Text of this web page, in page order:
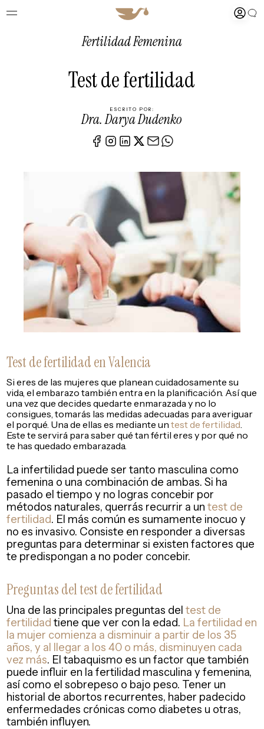
Fertilidad Femenina
Test de fertilidad
ESCRITO POR:
Dra. Darya Dudenko
Test de fertilidad en Valencia
Si eres de las mujeres que planean cuidadosamente su
vida, el embarazo también entra en la planificación. Así que
una vez que decides quedarte enmarazada y no lo
consigues, tomarás las medidas adecuadas para averiguar
el porqué. Una de ellas es mediante untest de fertilidad
Este te servirá para saber qué tan fértil eres y por qué no
te has quedado embarazada.
La infertilidad puede ser tanto masculina como
femenina o una combinación de ambas. Si ha
pasado el tiempo y no logras concebir por
métodos naturales, querrás recurrir a untest de
fertilidad. El más común es sumamente inocuo y
no es invasivo. Consiste en responder a diversas
preguntas para determinar si existen factores que
te predispongan a no poder concebir.
Preguntas del test de fertilidad
Una de las principales preguntas deltest de
fertilidad tiene que ver con la edad. La fertilidad en
la mujer comienza a disminuir a partir de los 35
años, y al llegar a los 40 o más, disminuyen cada
vez más. El tabaquismo es un factor que también
puede influir en la fertilidad masculina y femenina,
así como el sobrepeso o bajo peso. Tener un
historial de abortos recurrentes, haber padecido
enfermedades crónicas como diabetes u otras,
también influyen.